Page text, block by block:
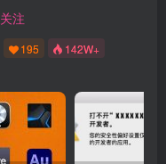
关注
195 142W+